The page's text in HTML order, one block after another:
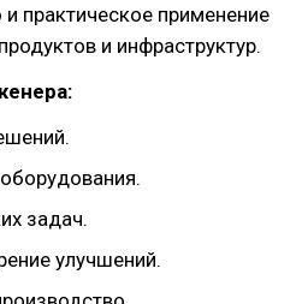
практическое применение
и инфраструктур.
задач.
улучшений.